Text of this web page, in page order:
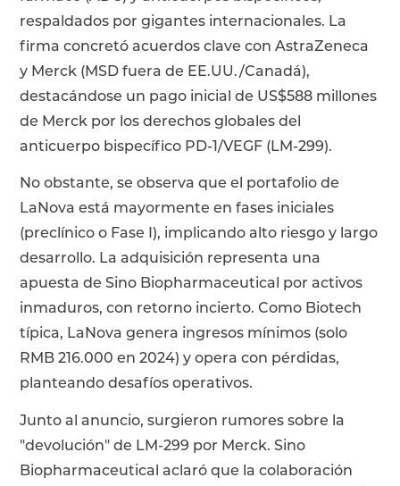
respaldados por gigantes internacionales. La
firma concretó acuerdos clave con AstraZeneca
y Merck (MSD fuera de EE.UU./Canadá),
destacándose un pago inicial de US$588 millones
de Merck por los derechos globales del
anticuerpo bispecífico PD-1/VEGF (LM-299).
No obstante, se observa que el portafolio de
LaNova está mayormente en fases iniciales
(preclínico o Fase I), implicando alto riesgo y largo
desarrollo. La adquisición representa una
apuesta de Sino Biopharmaceutical por activos
inmaduros, con retorno incierto. Como Biotech
típica, LaNova genera ingresos mínimos (solo
RMB 216.000 en 2024) y opera con pérdidas,
planteando desafíos operativos.
Junto al anuncio, surgieron rumores sobre la
"devolución" de LM-299 por Merck. Sino
Biopharmaceutical aclaró que la colaboración